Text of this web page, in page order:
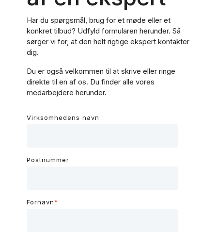
Har du spørgsmål, brug for et møde eller et
konkret tilbud? Udfyld formularen herunder. Så
sørger vi for, at den helt rigtige ekspert kontakter
dig.
Du er også velkommen til at skrive eller ringe
direkte til en af os. Du finder alle vores
medarbejdere herunder.
Virksomhedens navn
Postnummer
Fornavn*